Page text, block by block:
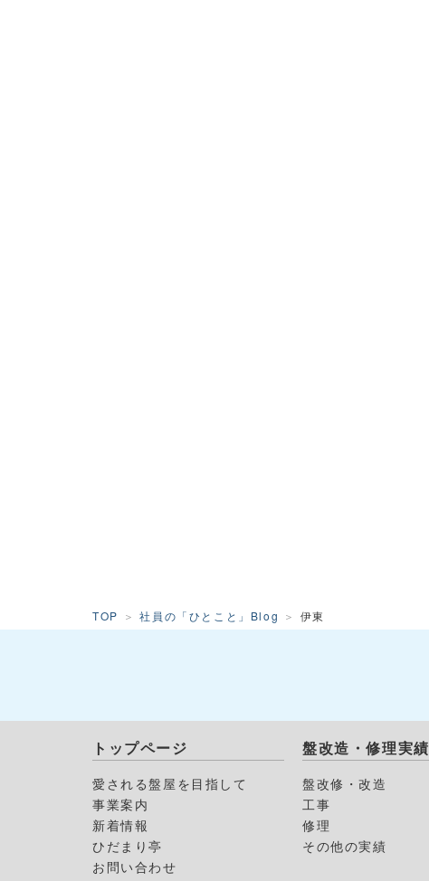
TOP 社員の「ひとこと」Blog 伊東
トップページ
愛される盤屋を目指して
事業案内
新着情報
ひだまり亭
お問い合わせ
盤改造・修理実績
盤改修・改造
工事
修理
その他の実績